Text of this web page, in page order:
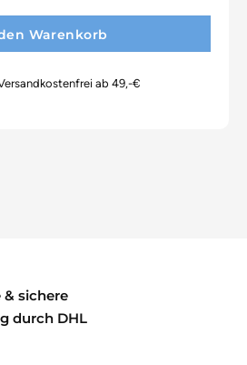
Warenkorb
ab 49,-€
& sichere
durch DHL